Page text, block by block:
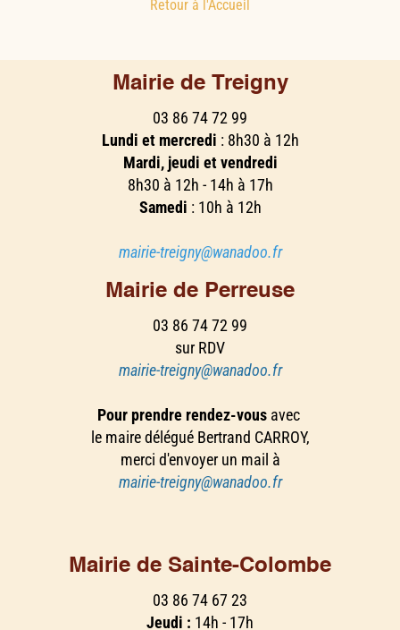
Retour à l'Accueil
Mairie de Treigny
03 86 74 72 99
Lundi et mercredi : 8h30 à 12h
Mardi, jeudi et vendredi
8h30 à 12h - 14h à 17h
Samedi : 10h à 12h
mairie-treigny@wanadoo.fr
Mairie de Perreuse
03 86 74 72 99
sur RDV
mairie-treigny@wanadoo.fr
Pour prendre rendez-vous avec
le maire délégué Bertrand CARROY,
merci d'envoyer un mail à
mairie-treigny@wanadoo.fr
Mairie de Sainte-Colombe
03 86 74 67 23
Jeudi : 14h - 17h